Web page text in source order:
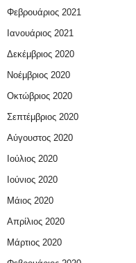
Φεβρουάριος 2021
Ιανουάριος 2021
Δεκέμβριος 2020
Νοέμβριος 2020
Οκτώβριος 2020
Σεπτέμβριος 2020
Αύγουστος 2020
Ιούλιος 2020
Ιούνιος 2020
Μάιος 2020
Απρίλιος 2020
Μάρτιος 2020